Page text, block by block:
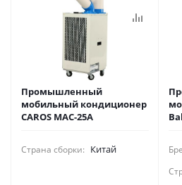
Промышленный
мобильный кондиционер
CAROS MAC-25A
Страна сборки: Китай